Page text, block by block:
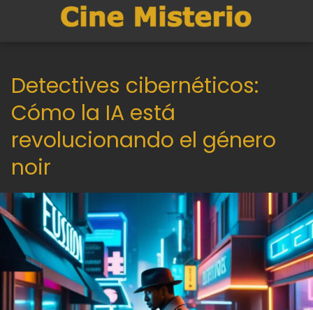
Detectives cibernéticos:
Cómo la IA está
revolucionando el género
noir